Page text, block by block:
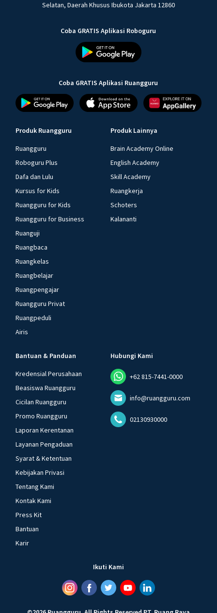
Selatan, Daerah Khusus Ibukota Jakarta 12860
Coba GRATIS Aplikasi Roboguru
Coba GRATIS Aplikasi Ruangguru
Produk Ruangguru
Ruangguru
Roboguru Plus
Dafa dan Lulu
Kursus for Kids
Ruangguru for Kids
Ruangguru for Business
Ruanguji
Ruangbaca
Ruangkelas
Ruangbelajar
Ruangpengajar
Ruangguru Privat
Ruangpeduli
Airis
Produk Lainnya
Brain Academy Online
English Academy
Skill Academy
Ruangkerja
Schoters
Kalananti
Bantuan & Panduan
Kredensial Perusahaan
Beasiswa Ruangguru
Cicilan Ruangguru
Promo Ruangguru
Laporan Kerentanan
Layanan Pengaduan
Syarat & Ketentuan
Kebijakan Privasi
Tentang Kami
Kontak Kami
Press Kit
Bantuan
Karir
Hubungi Kami
+62 815-7441-0000
info@ruangguru.com
02130930000
Ikuti Kami